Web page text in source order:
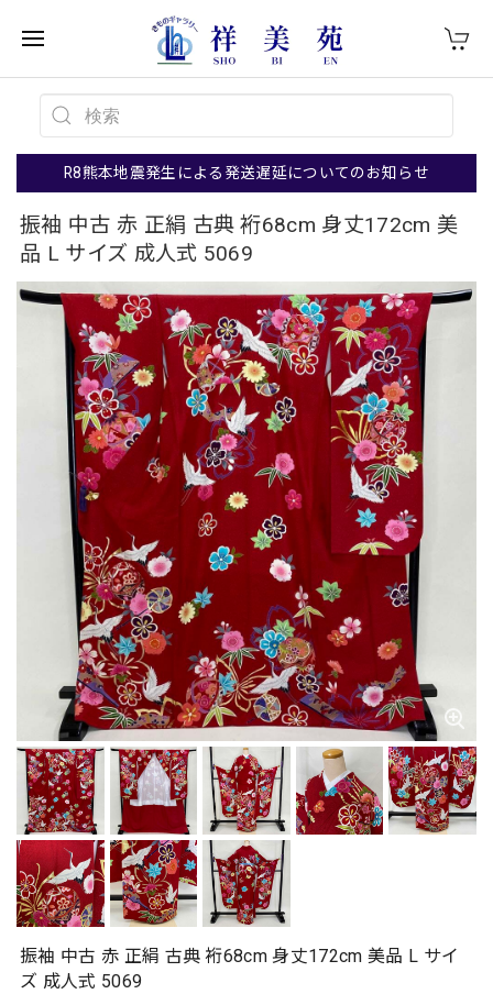
R8熊本地震発生による発送遅延についてのお知らせ
振袖 中古 赤 正絹 古典 裄68cm 身丈172cm 美
品 L サイズ 成人式 5069
振袖 中古 赤 正絹 古典 裄68cm 身丈172cm 美品 L サイ
ズ 成人式 5069